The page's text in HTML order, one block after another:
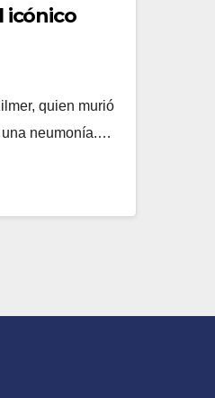
icónico
quien murió
una neumonía.…